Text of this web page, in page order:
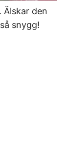
Älskar den
snygg!